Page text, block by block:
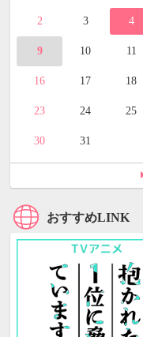
2 3 4
9 10 11
16 17 18
23 24 25
30 31
おすすめLINK